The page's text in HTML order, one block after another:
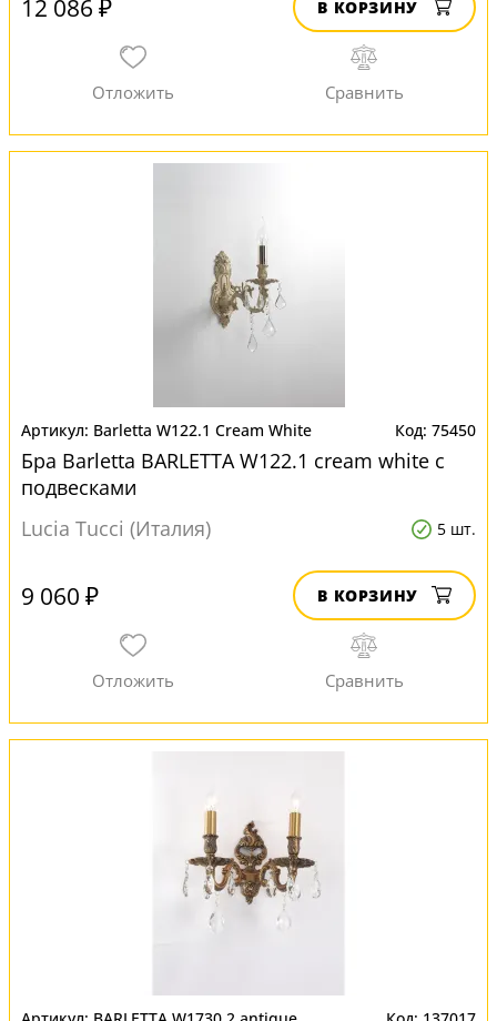
12 086 ₽ В КОРЗИНУ
Barletta W122.1 Cream White 75450
Бра Barletta BARLETTA W122.1 cream white с
подвесками
Lucia Tucci (Италия)
5 шт.
9 060 ₽ В КОРЗИНУ